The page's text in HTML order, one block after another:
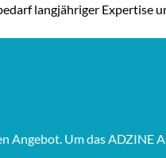
langjähriger Expertise
Angebot. Um das